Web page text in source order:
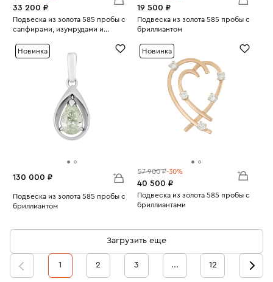
33 200 ₽
Подвеска из золота 585 пробы с
сапфирами, изумрудами и
19 500 ₽
Подвеска из золота 585 пробы с
бриллиантом
Новинка
130 000 ₽
Подвеска из золота 585 пробы с
бриллиантом
Новинка
57 900 ₽-30%
40 500 ₽
Подвеска из золота 585 пробы с
бриллиантами
Загрузить еще
1 2 3 ... 12